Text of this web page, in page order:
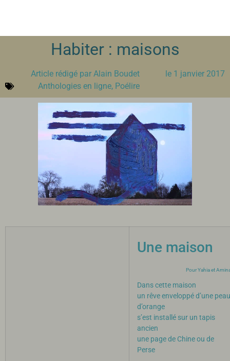
Habiter : maisons
Article rédigé par Alain Boudet le 1 janvier 2017
Anthologies en ligne, Poélire
Une maison
Pour Yahia et
Dans cette maison
un rêve enveloppé d’une peau
d’orange
s’est installé sur un tapis
ancien
une page de Chine ou de
Perse